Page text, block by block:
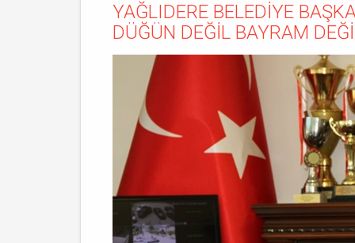
YAĞLIDERE BELEDİYE
DÜĞÜN DEĞİL BAYRAM